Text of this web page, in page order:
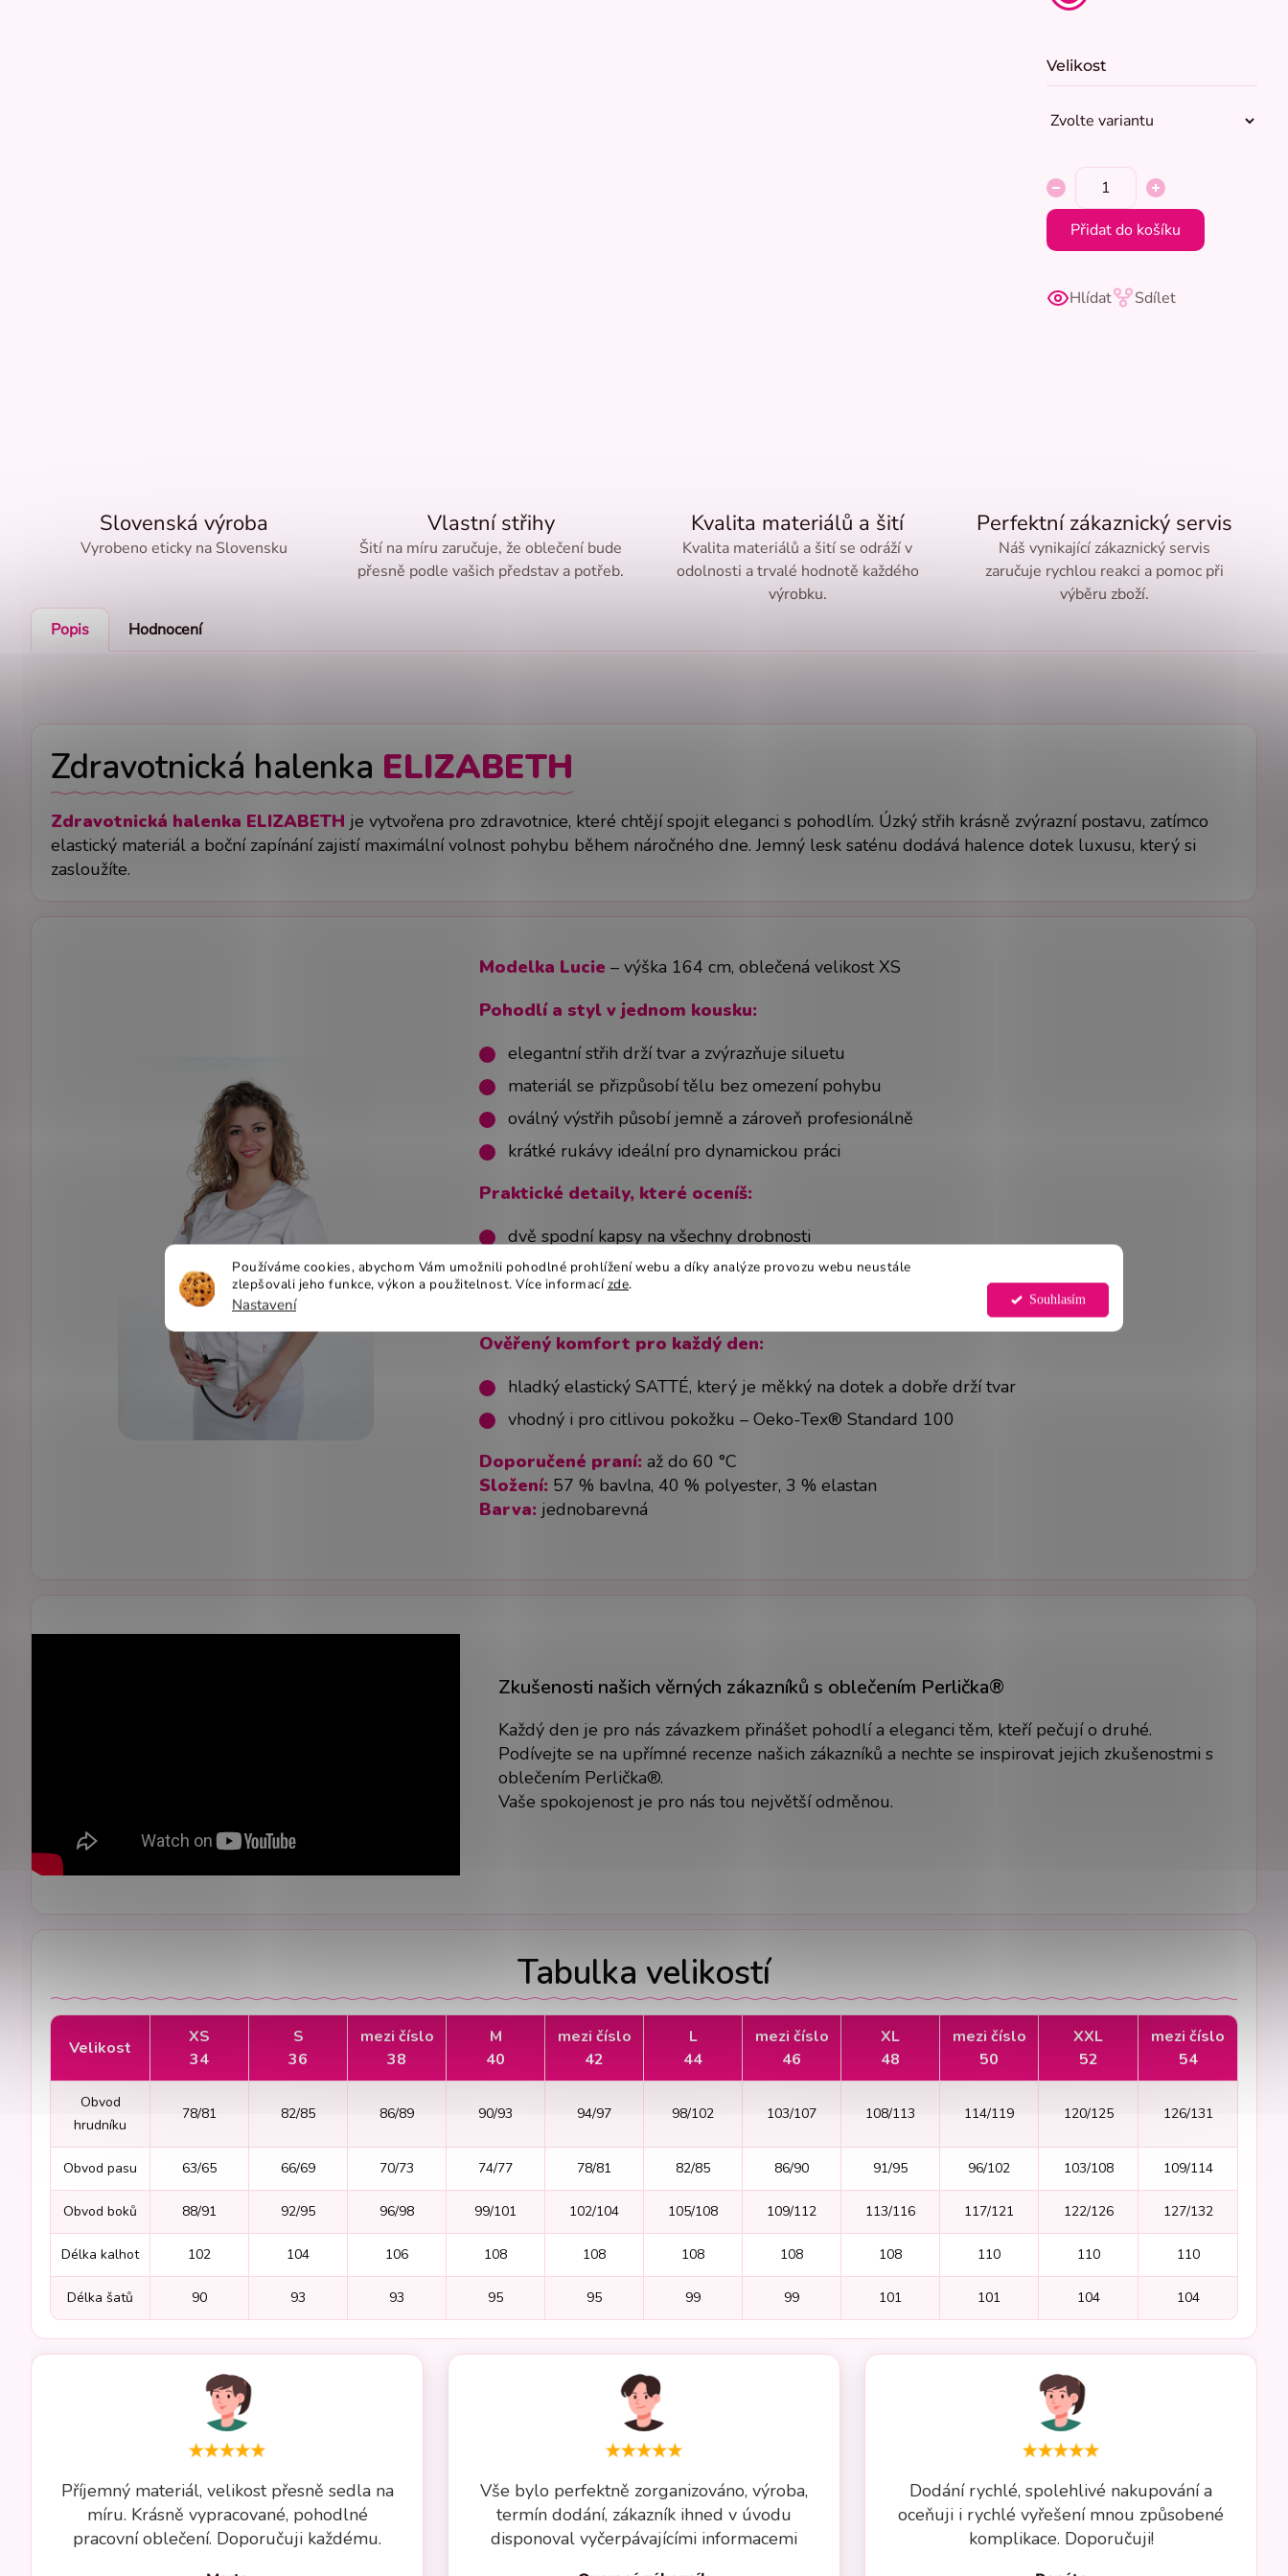
Používáme cookies, abychom Vám umožnili pohodlné prohlížení webu a díky analýze provozu webu neustále
zlepšovali jeho funkce, výkon a použitelnost. Více informacízde.
Nastavení Souhlasím
Velikost
Přidat do košíku
Hlídat Sdílet
Slovenská výroba
Vyrobeno eticky na Slovensku
Vlastní střihy
Šití na míru zaručuje, že oblečení bude
přesně podle vašich představ a potřeb.
Kvalita materiálů a šití
Kvalita materiálů a šití se odráží v
odolnosti a trvalé hodnotě každého
výrobku.
Perfektní zákaznický servis
Náš vynikající zákaznický servis
zaručuje rychlou reakci a pomoc při
výběru zboží.
Popis
Hodnocení
Zdravotnická halenka ELIZABETH
Zdravotnická halenka ELIZABETH je vytvořena pro zdravotnice, které chtějí spojit eleganci s pohodlím. Úzký střih krásně zvýrazní postavu, zatímco
elastický materiál a boční zapínání zajistí maximální volnost pohybu během náročného dne. Jemný lesk saténu dodává halence dotek luxusu, který si
zasloužíte.
Modelka Lucie – výška 164 cm, oblečená velikost XS
Pohodlí a styl v jednom kousku:
elegantní střih drží tvar a zvýrazňuje siluetu
materiál se přizpůsobí tělu bez omezení pohybu
oválný výstřih působí jemně a zároveň profesionálně
krátké rukávy ideální pro dynamickou práci
Praktické detaily, které oceníš:
dvě spodní kapsy na všechny drobnosti
kombinovatelná se zdravotnickými kalhotami pro dokonalý set
Ověřený komfort pro každý den:
hladký elastický SATTÉ, který je měkký na dotek a dobře drží tvar
vhodný i pro citlivou pokožku – Oeko-Tex® Standard 100
Doporučené praní: až do 60 °C
Složení: 57 % bavlna, 40 % polyester, 3 % elastan
Barva: jednobarevná
Zkušenosti našich věrných zákazníků s oblečením Perlička®
Každý den je pro nás závazkem přinášet pohodlí a eleganci těm, kteří pečují o druhé.
Podívejte se na upřímné recenze našich zákazníků a nechte se inspirovat jejich zkušenostmi s
oblečením Perlička®.
Vaše spokojenost je pro nás tou největší odměnou.
Tabulka velikostí
Velikost
XS
34
S
36
mezi číslo
38
M
40
mezi číslo
42
L
44
mezi číslo
46
XL
48
mezi číslo
50
XXL
52
mezi číslo
54
Obvod
hrudníku
78/81 82/85 86/89 90/93 94/97 98/102 103/107 108/113 114/119 120/125 126/131
Obvod pasu 63/65 66/69 70/73 74/77 78/81 82/85 86/90 91/95 96/102 103/108 109/114
Obvod boků 88/91 92/95 96/98 99/101 102/104 105/108 109/112 113/116 117/121 122/126 127/132
Délka kalhot 102 104 106 108 108 108 108 108 110 110 110
Délka šatů 90 93 93 95 95 99 99 101 101 104 104
Příjemný materiál, velikost přesně sedla na
míru. Krásně vypracované, pohodlné
pracovní oblečení. Doporučuji každému.
Vše bylo perfektně zorganizováno, výroba,
termín dodání, zákazník ihned v úvodu
disponoval vyčerpávajícími informacemi
Dodání rychlé, spolehlivé nakupování a
oceňuji i rychlé vyřešení mnou způsobené
komplikace. Doporučuji!